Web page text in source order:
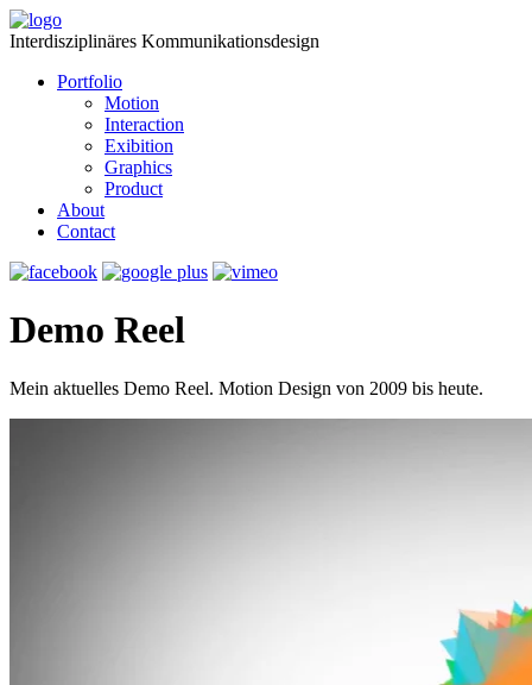
Interdisziplinäres Kommunikationsdesign
Portfolio
Motion
Interaction
Exibition
Graphics
Product
About
Contact
Demo Reel
Mein aktuelles Demo Reel. Motion Design von 2009 bis heute.